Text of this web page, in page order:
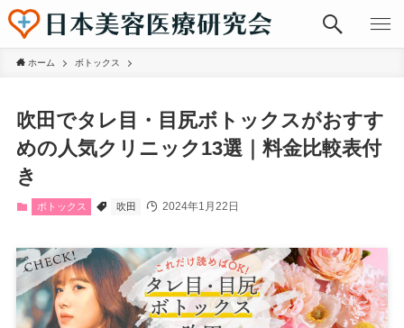
ホーム ボトックス
吹田でタレ目・目尻ボトックスがおすす
めの人気クリニック13選｜料金比較表付
き
ボトックス 吹田 2024年1月22日